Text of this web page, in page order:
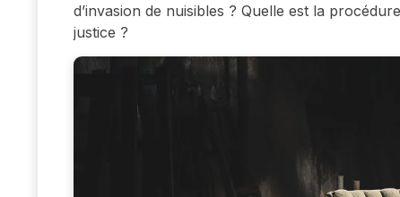
d’invasion de nuisibles ? Quelle est la
justice ?